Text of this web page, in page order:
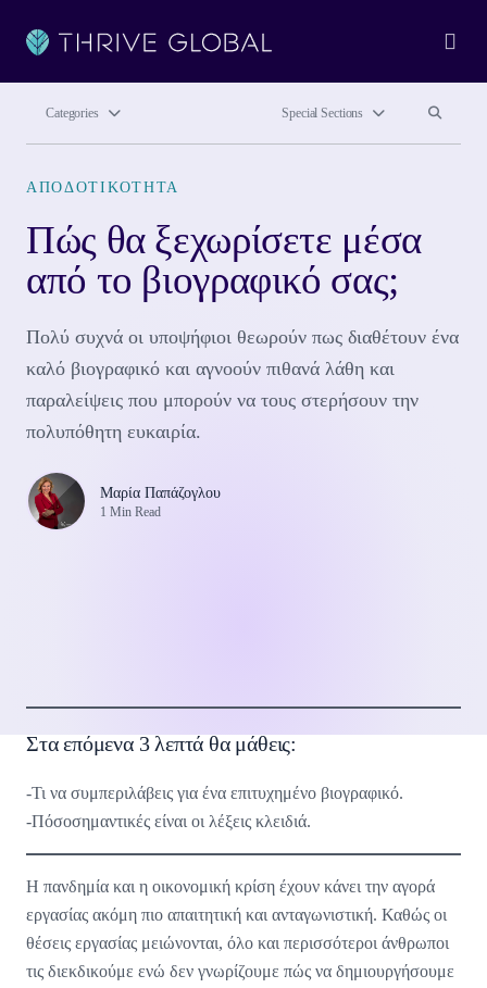
Categories Special Sections Search site
ΑΠΟΔΟΤΙΚΌΤΗΤΑ
Πώς θα ξεχωρίσετε μέσα
από το βιογραφικό σας;
Πολύ συχνά οι υποψήφιοι θεωρούν πως διαθέτουν ένα
καλό βιογραφικό και αγνοούν πιθανά λάθη και
παραλείψεις που μπορούν να τους στερήσουν την
πολυπόθητη ευκαιρία.
Μαρία Παπάζογλου
1 Min Read
Στα επόμενα 3 λεπτά θα μάθεις:
-Τι να συμπεριλάβεις για ένα επιτυχημένο βιογραφικό.
-Πόσοσημαντικές είναι οι λέξεις κλειδιά.
H πανδημία και η οικονομική κρίση έχουν κάνει την αγορά
εργασίας ακόμη πιο απαιτητική και ανταγωνιστική. Καθώς οι
θέσεις εργασίας μειώνονται, όλο και περισσότεροι άνθρωποι
τις διεκδικούμε ενώ δεν γνωρίζουμε πώς να δημιουργήσουμε